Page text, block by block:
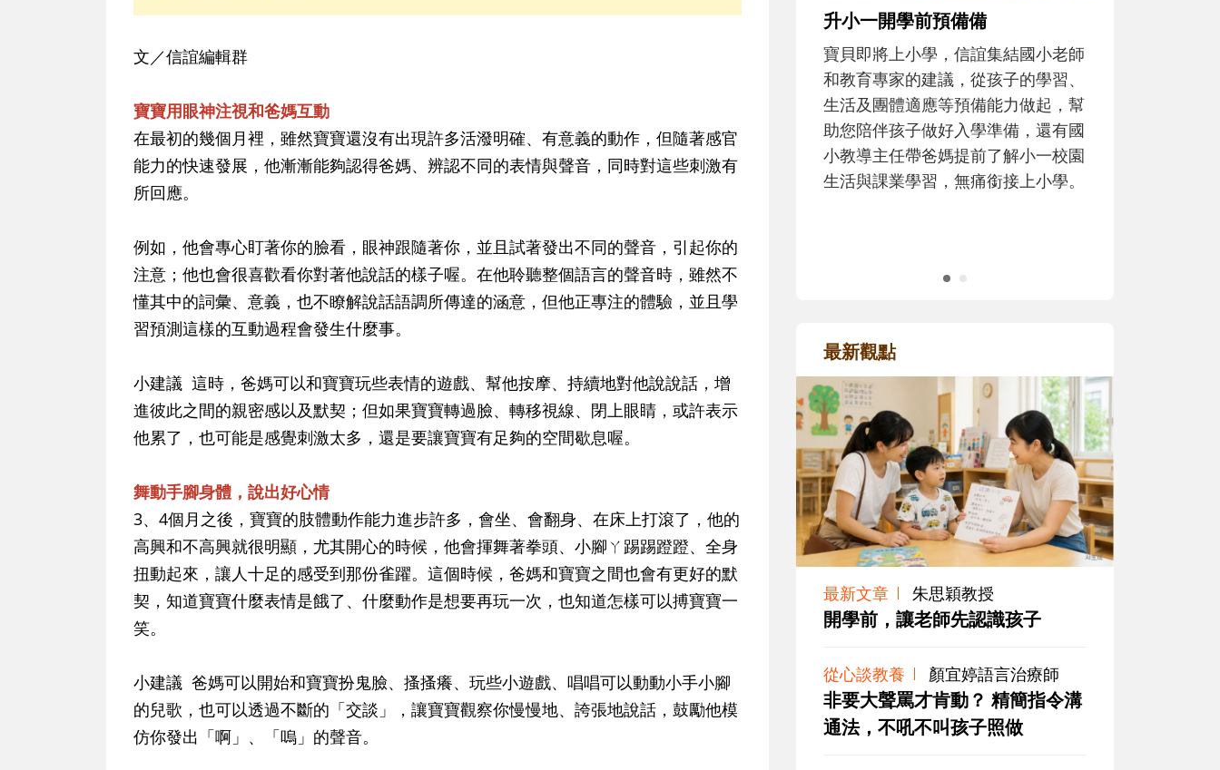
文／信誼編輯群
寶寶用眼神注視和爸媽互動
在最初的幾個月裡，雖然寶寶還沒有出現許多活潑明確、有意義的動作，但隨著感官
能力的快速發展，他漸漸能夠認得爸媽、辨認不同的表情與聲音，同時對這些刺激有
所回應。
例如，他會專心盯著你的臉看，眼神跟隨著你，並且試著發出不同的聲音，引起你的
注意；他也會很喜歡看你對著他說話的樣子喔。在他聆聽整個語言的聲音時，雖然不
懂其中的詞彙、意義，也不瞭解說話語調所傳達的涵意，但他正專注的體驗，並且學
習預測這樣的互動過程會發生什麼事。
小建議 這時，爸媽可以和寶寶玩些表情的遊戲、幫他按摩、持續地對他說說話，增
進彼此之間的親密感以及默契；但如果寶寶轉過臉、轉移視線、閉上眼睛，或許表示
他累了，也可能是感覺刺激太多，還是要讓寶寶有足夠的空間歇息喔。
舞動手腳身體，說出好心情
3、4個月之後，寶寶的肢體動作能力進步許多，會坐、會翻身、在床上打滾了，他的
高興和不高興就很明顯，尤其開心的時候，他會揮舞著拳頭、小腳ㄚ踢踢蹬蹬、全身
扭動起來，讓人十足的感受到那份雀躍。這個時候，爸媽和寶寶之間也會有更好的默
契，知道寶寶什麼表情是餓了、什麼動作是想要再玩一次，也知道怎樣可以搏寶寶一
笑。
小建議 爸媽可以開始和寶寶扮鬼臉、搔搔癢、玩些小遊戲、唱唱可以動動小手小腳
的兒歌，也可以透過不斷的「交談」，讓寶寶觀察你慢慢地、誇張地說話，鼓勵他模
仿你發出「啊」、「嗚」的聲音。
升小一開學前預備備
助您陪伴孩子做好入學準備，還有國
小教導主任帶爸媽提前了解小一校園
生活與課業學習，無痛銜接上小學。
決問題的能力養成。爸爸正嘗試用不
同的模樣，參與孩子每個重要的成長
歷程。
最新觀點
最新文章 朱思穎教授
開學前，讓老師先認識孩子
從心談教養 顏宜婷語言治療師
非要大聲罵才肯動？ 精簡指令溝
通法，不吼不叫孩子照做